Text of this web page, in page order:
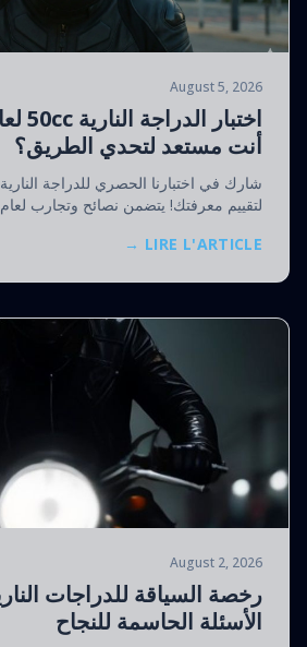
August 5, 2026
أنت مستعد لتحدي الطريق؟
لتقييم معرفتك! يتضمن نصائح وتجارب لعام 2026.
LIRE L'ARTICLE →
August 2, 2026
الأسئلة الحاسمة للنجاح